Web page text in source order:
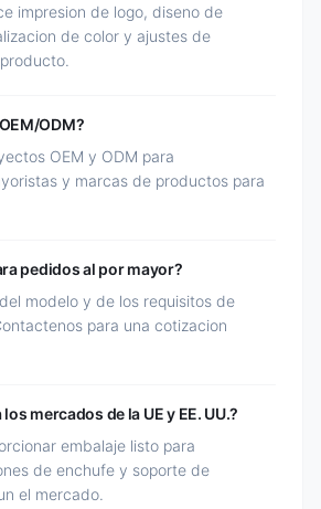
impresion de logo, diseno de
de color y ajustes de
ODM?
OEM y ODM para
y marcas de productos para
pedidos al por mayor?
modelo y de los requisitos de
para una cotizacion
mercados de la UE y EE. UU.?
embalaje listo para
de enchufe y soporte de
el mercado.